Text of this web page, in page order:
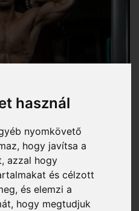
használ
nyomkövető
hogy javítsa a
azzal hogy
és célzott
és elemzi a
hogy megtudjuk
ember
hogyan lehetne
felpakolni", tehát
is ez a célod,
az edzésedben!